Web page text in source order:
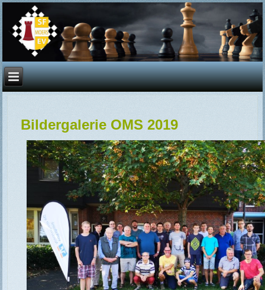
Bildergalerie OMS 2019